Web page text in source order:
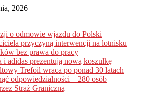
2026
o odmowie wjazdu do Polski
przyczyną interwencji na lotnisku
bez prawa do pracy
i adidas prezentują nową koszulkę
Trefoil wraca po ponad 30 latach
odpowiedzialności – 280 osób
Straż Graniczną